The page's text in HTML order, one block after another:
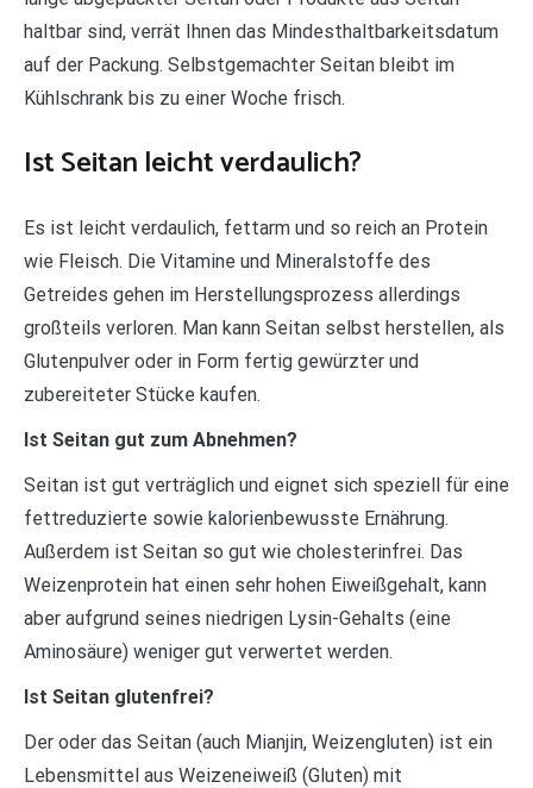
haltbar sind, verrät Ihnen das Mindesthaltbarkeitsdatum
auf der Packung. Selbstgemachter Seitan bleibt im
Kühlschrank bis zu einer Woche frisch.
Ist Seitan leicht verdaulich?
Es ist leicht verdaulich, fettarm und so reich an Protein
wie Fleisch. Die Vitamine und Mineralstoffe des
Getreides gehen im Herstellungsprozess allerdings
großteils verloren. Man kann Seitan selbst herstellen, als
Glutenpulver oder in Form fertig gewürzter und
zubereiteter Stücke kaufen.
Ist Seitan gut zum Abnehmen?
Seitan ist gut verträglich und eignet sich speziell für eine
fettreduzierte sowie kalorienbewusste Ernährung.
Außerdem ist Seitan so gut wie cholesterinfrei. Das
Weizenprotein hat einen sehr hohen Eiweißgehalt, kann
aber aufgrund seines niedrigen Lysin-Gehalts (eine
Aminosäure) weniger gut verwertet werden.
Ist Seitan glutenfrei?
Der oder das Seitan (auch Mianjin, Weizengluten) ist ein
Lebensmittel aus Weizeneiweiß (Gluten) mit